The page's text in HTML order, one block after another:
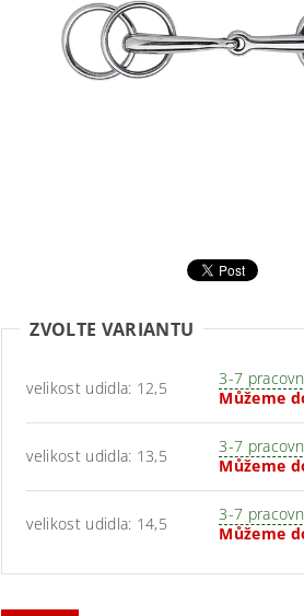
ZVOLTE VARIANTU
velikost udidla: 12,5
3-7
Můžeme
velikost udidla: 13,5
3-7
Můžeme
velikost udidla: 14,5
3-7
Můžeme